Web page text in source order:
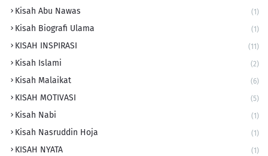
Kisah Abu Nawas (1)
Kisah Biografi Ulama (1)
KISAH INSPIRASI (11)
Kisah Islami (2)
Kisah Malaikat (6)
KISAH MOTIVASI (5)
Kisah Nabi (1)
Kisah Nasruddin Hoja (1)
KISAH NYATA (1)